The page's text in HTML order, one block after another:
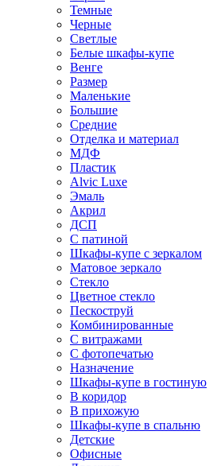
Темные
Черные
Светлые
Белые шкафы-купе
Венге
Размер
Маленькие
Большие
Средние
Отделка и материал
МДФ
Пластик
Alvic Luxe
Эмаль
Акрил
ДСП
С патиной
Шкафы-купе с зеркалом
Матовое зеркало
Стекло
Цветное стекло
Пескоструй
Комбинированные
С витражами
С фотопечатью
Назначение
Шкафы-купе в гостиную
В коридор
В прихожую
Шкафы-купе в спальню
Детские
Офисные